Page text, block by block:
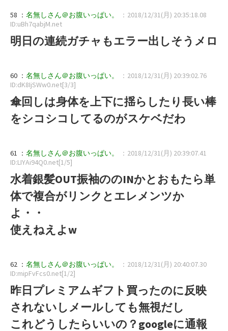
58 ： 名無しさん＠お腹いっぱい。
：2018/12/31(月) 20:35:18.08
ID:uBh7qabjM.net
明日の連続ガチャもエラー出しそうメロ
60 ： 名無しさん＠お腹いっぱい。
：2018/12/31(月) 20:39:02.76
ID:dK8IjSWw0.net[3/3]
傘回しは身体を上下に揺らしたり長い棒
をシコシコしてるのがスケベだわ
61 ： 名無しさん＠お腹いっぱい。
：2018/12/31(月) 20:39:07.41
ID:LIYAi94Q0.net[1/5]
水着銀髪OUT振袖ののINかとおもたら単
体で複合がリンクとエレメンツか
よ・・
使えねえよw
62 ： 名無しさん＠お腹いっぱい。
：2018/12/31(月) 20:40:07.30
ID:mipFvFcs0.net[1/2]
昨日プレミアムギフト買ったのに反映
されないしメールしても無視だし
これどうしたらいいの？googleに通報